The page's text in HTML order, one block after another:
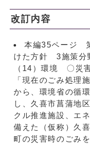
改訂内容
本編35ページ
けた方針 3施策分
（14）環境 〇災
「現在のごみ処理
から、環境省の循
し、久喜市菖蒲地
クル推進施設、エ
備えた（仮称）久
町の災害時のごみ